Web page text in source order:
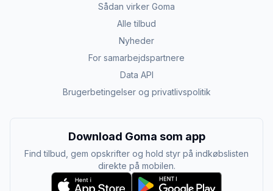
Sådan virker Goma
Alle tilbud
Nyheder
For samarbejdspartnere
Data API
Brugerbetingelser og privatlivspolitik
Download Goma som app
Find tilbud, gem opskrifter og hold styr på indkøbslisten
direkte på mobilen.